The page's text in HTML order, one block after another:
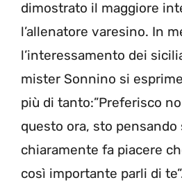
dimostrato il maggiore
l’allenatore varesino. In
l’interessamento dei
mister Sonnino si
più di tanto:”Preferisco
questo ora, sto pensando
chiaramente fa piacere
così importante parli di